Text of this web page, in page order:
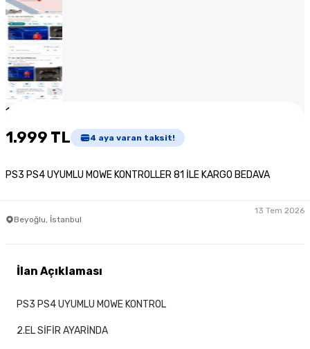
1
1.999 TL 4 aya varan taksit!
PS3 PS4 UYUMLU MOWE KONTROLLER 81 İLE KARGO BEDAVA
Beyoğlu, İstanbul
13 Tem 2026
İlan Açıklaması
PS3 PS4 UYUMLU MOWE KONTROL
2.EL SİFİR AYARİNDA